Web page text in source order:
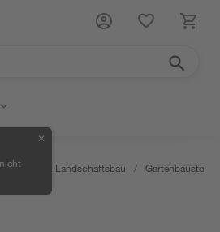
✕
Gartenbau & Landschaftsbau / Gartenbaustoffe